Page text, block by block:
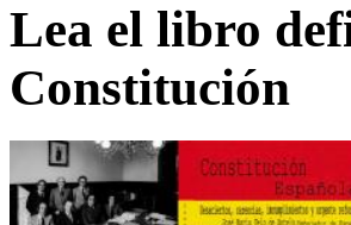
Lea el libro
Constitución